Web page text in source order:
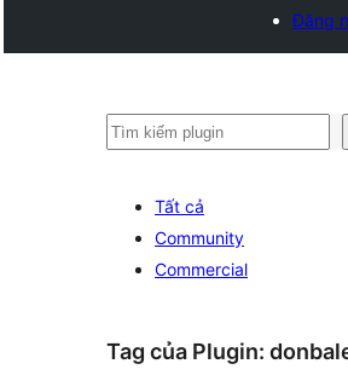
Đăng
Tìm
Tất cả
Community
Commercial
Tag của Plugin: